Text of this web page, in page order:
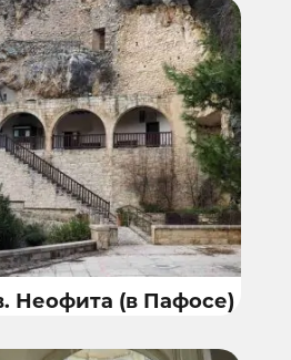
Неофита (в Пафосе)